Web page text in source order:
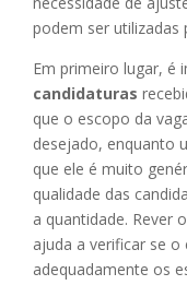
podem ser utilizadas
Em primeiro lugar, é
candidaturas
que o escopo da
desejado, enquanto
que ele é muito
qualidade das
a quantidade. Rever
ajuda a verificar se
adequadamente os